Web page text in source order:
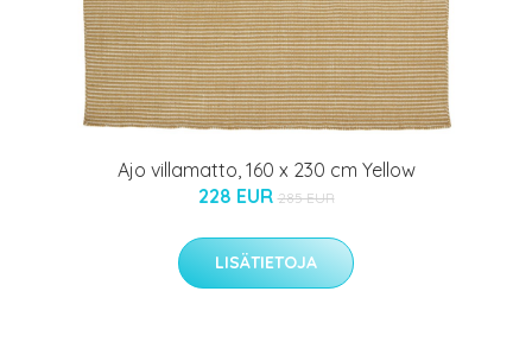
Ajo villamatto, 160 x 230 cm Yellow
228 EUR 285 EUR
LISÄTIETOJA